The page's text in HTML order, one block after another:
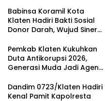
Babinsa Koramil Kota
Klaten Hadiri Bakti Sosial
Donor Darah, Wujud Sinergi
Ketersediaan Stok Darah
Pemkab Klaten Kukuhkan
Duta Antikorupsi 2026,
Generasi Muda Jadi Agen
Dandim 0723/Klaten Hadiri
Kenal Pamit Kapolresta